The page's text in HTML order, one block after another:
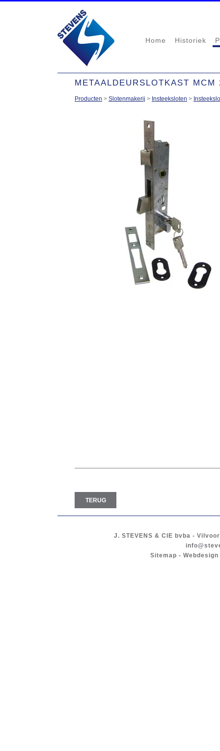
Home Historiek
METAALDEURSLOTKAST MCM
Producten > Slotenmakerij > Insteeksloten >
TERUG
J. STEVENS & CIE bvba -
Sitemap -